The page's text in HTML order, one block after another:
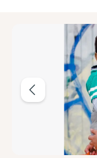
Salta la galleria di